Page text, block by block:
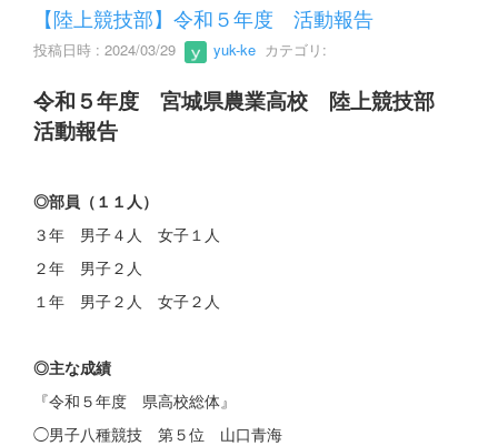
【陸上競技部】令和５年度 活動報告
投稿日時 : 2024/03/29 yuk-ke カテゴリ:
令和５年度 宮城県農業高校 陸上競技部
活動報告
◎部員（１１人）
３年 男子４人 女子１人
２年 男子２人
１年 男子２人 女子２人
◎主な成績
『令和５年度 県高校総体』
◯男子八種競技 第５位 山口青海